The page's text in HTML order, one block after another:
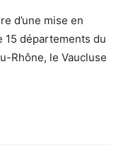
d’une mise en
15 départements du
Rhône, le Vaucluse